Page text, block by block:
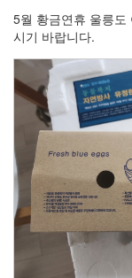
5월 황금연휴 울릉
시기 바랍니다.